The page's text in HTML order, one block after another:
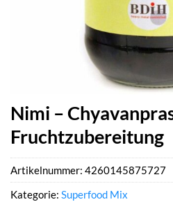
Nimi –
Fruchtzubereitung
Artikelnummer: 4260145875727
Kategorie: Superfood Mix